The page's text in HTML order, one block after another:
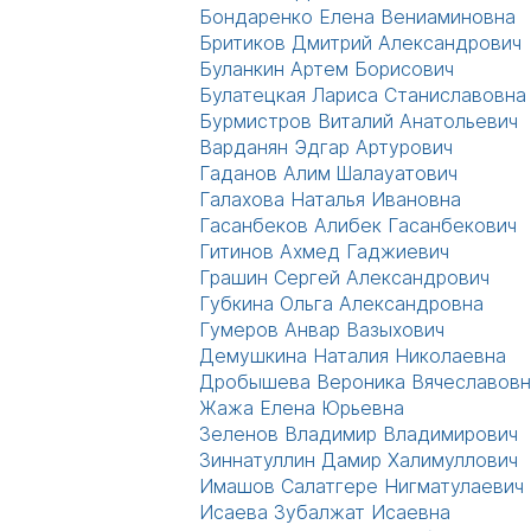
Бондаренко Елена Вениаминовна
Бритиков Дмитрий Александрович
Буланкин Артем Борисович
Булатецкая Лариса Станиславовна
Бурмистров Виталий Анатольевич
Варданян Эдгар Артурович
Гаданов Алим Шалауатович
Галахова Наталья Ивановна
Гасанбеков Алибек Гасанбекович
Гитинов Ахмед Гаджиевич
Грашин Сергей Александрович
Губкина Ольга Александровна
Гумеров Анвар Вазыхович
Демушкина Наталия Николаевна
Дробышева Вероника
Жажа Елена Юрьевна
Зеленов Владимир Владимирович
Зиннатуллин Дамир Халимуллович
Имашов Салатгере Нигматулаевич
Исаева Зубалжат Исаевна